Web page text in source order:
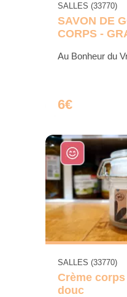
SALLES (33770)
SAVON DE
CORPS -
Au Bonheur du
6€
SALLES (33770)
Crème
douc